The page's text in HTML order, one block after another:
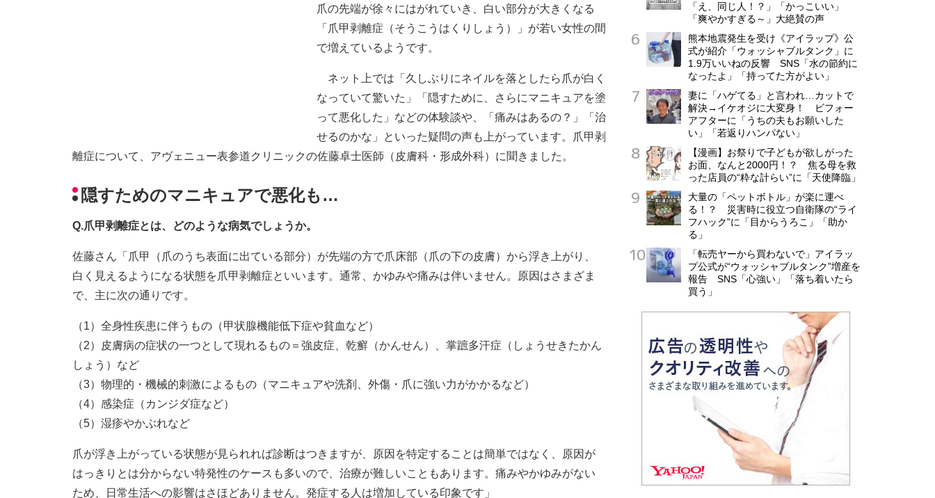
爪の先端が徐々にはがれていき、白い部分が大きくなる
「爪甲剥離症（そうこうはくりしょう）」が若い女性の間
で増えているようです。
ネット上では「久しぶりにネイルを落としたら爪が白く
なっていて驚いた」「隠すために、さらにマニキュアを塗
って悪化した」などの体験談や、「痛みはあるの？」「治
せるのかな」といった疑問の声も上がっています。爪甲剥
離症について、アヴェニュー表参道クリニックの佐藤卓士医師（皮膚科・形成外科）に聞きました。
隠すためのマニキュアで悪化も…
Q.爪甲剥離症とは、どのような病気でしょうか。
佐藤さん「爪甲（爪のうち表面に出ている部分）が先端の方で爪床部（爪の下の皮膚）から浮き上がり、
白く見えるようになる状態を爪甲剥離症といいます。通常、かゆみや痛みは伴いません。原因はさまざま
で、主に次の通りです。
（1）全身性疾患に伴うもの（甲状腺機能低下症や貧血など）
（2）皮膚病の症状の一つとして現れるもの＝強皮症、乾癬（かんせん）、掌蹠多汗症（しょうせきたかん
しょう）など
（3）物理的・機械的刺激によるもの（マニキュアや洗剤、外傷・爪に強い力がかかるなど）
（4）感染症（カンジダ症など）
（5）湿疹やかぶれなど
爪が浮き上がっている状態が見られれば診断はつきますが、原因を特定することは簡単ではなく、原因が
はっきりとは分からない特発性のケースも多いので、治療が難しいこともあります。痛みやかゆみがない
ため、日常生活への影響はさほどありません。発症する人は増加している印象です」
「え、同じ人！？」「かっこいい」
「爽やかすぎる～」大絶賛の声
熊本地震発生を受け《アイラップ》公
式が紹介「ウォッシャブルタンク」に
1.9万いいねの反響 SNS「水の節約に
なったよ」「持ってた方がよい」
妻に「ハゲてる」と言われ…カットで
解決→イケオジに大変身！ ビフォー
アフターに「うちの夫もお願いした
い」「若返りハンパない」
【漫画】お祭りで子どもが欲しがった
お面、なんと2000円！？ 焦る母を救
った店員の“粋な計らい”に「天使降臨」
大量の「ペットボトル」が楽に運べ
る！？ 災害時に役立つ自衛隊の“ライ
フハック”に「目からうろこ」「助か
る」
「転売ヤーから買わないで」アイラッ
プ公式が“ウォッシャブルタンク”増産を
報告 SNS「心強い」「落ち着いたら
買う」